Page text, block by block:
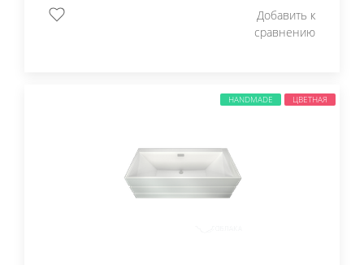
Добавить к
сравнению
HANDMADE ЦВЕТНАЯ